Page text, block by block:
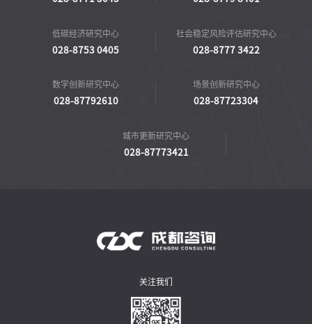
低碳经济研究中心 社会稳定风险评估研究中心
数字创新研究中心 场景创新研究中心
城市更新研究中心